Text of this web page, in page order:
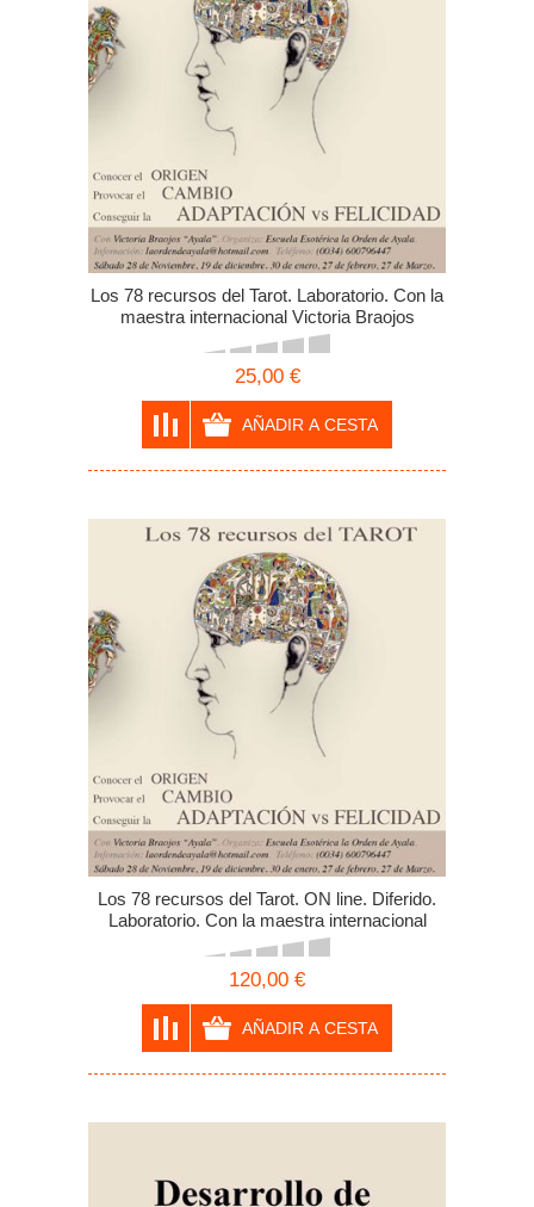
Los 78 recursos del Tarot. Laboratorio. Con la
maestra internacional Victoria Braojos
"Ayala". Segundo encuentro.
25,00 €
Los 78 recursos del Tarot. ON line. Diferido.
Laboratorio. Con la maestra internacional
Victoria Braojos "Ayala". (Todos los
encuentros)
120,00 €